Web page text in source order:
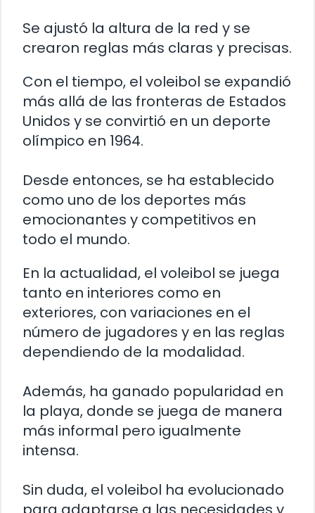
Se ajustó la altura de la red y se
crearon reglas más claras y precisas.
Con el tiempo, el voleibol se expandió
más allá de las fronteras de Estados
Unidos y se convirtió en un deporte
olímpico en 1964.
Desde entonces, se ha establecido
como uno de los deportes más
emocionantes y competitivos en
todo el mundo.
En la actualidad, el voleibol se juega
tanto en interiores como en
exteriores, con variaciones en el
número de jugadores y en las reglas
dependiendo de la modalidad.
Además, ha ganado popularidad en
la playa, donde se juega de manera
más informal pero igualmente
intensa.
Sin duda, el voleibol ha evolucionado